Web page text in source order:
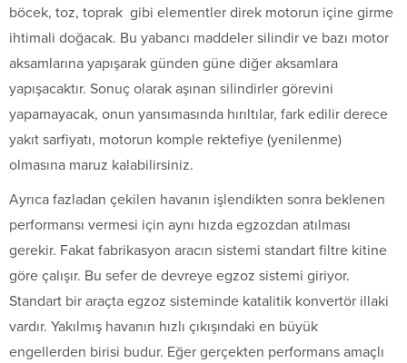
böcek, toz, toprak gibi elementler direk motorun içine girme
ihtimali doğacak. Bu yabancı maddeler silindir ve bazı motor
aksamlarına yapışarak günden güne diğer aksamlara
yapışacaktır. Sonuç olarak aşınan silindirler görevini
yapamayacak, onun yansımasında hırıltılar, fark edilir derece
yakıt sarfiyatı, motorun komple rektefiye (yenilenme)
olmasına maruz kalabilirsiniz.
Ayrıca fazladan çekilen havanın işlendikten sonra beklenen
performansı vermesi için aynı hızda egzozdan atılması
gerekir. Fakat fabrikasyon aracın sistemi standart filtre kitine
göre çalışır. Bu sefer de devreye egzoz sistemi giriyor.
Standart bir araçta egzoz sisteminde katalitik konvertör illaki
vardır. Yakılmış havanın hızlı çıkışındaki en büyük
engellerden birisi budur. Eğer gerçekten performans amaçlı